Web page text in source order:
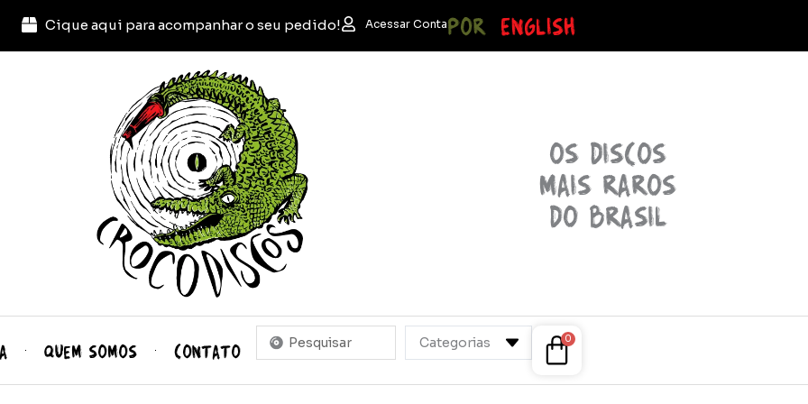
Cique aqui para acompanhar o seu pedido! Acessar ContaPOR ENGLISH
OS discos
mais raros
do brasil
QUEM SOMOS CONTATO
Pesquisar
...
Categorias 0
Cart